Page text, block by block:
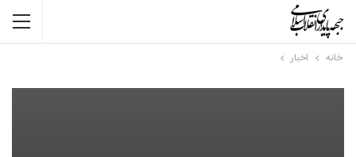
خانه اخبار